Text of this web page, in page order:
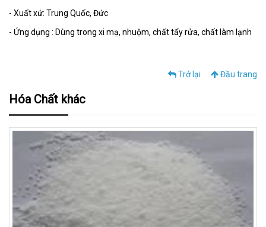
- Xuất xứ: Trung Quốc, Đức
- Ứng dụng : Dùng trong xi mạ, nhuộm, chất tẩy rửa, chất làm lạnh
Trở lại Đầu trang
Hóa Chất khác